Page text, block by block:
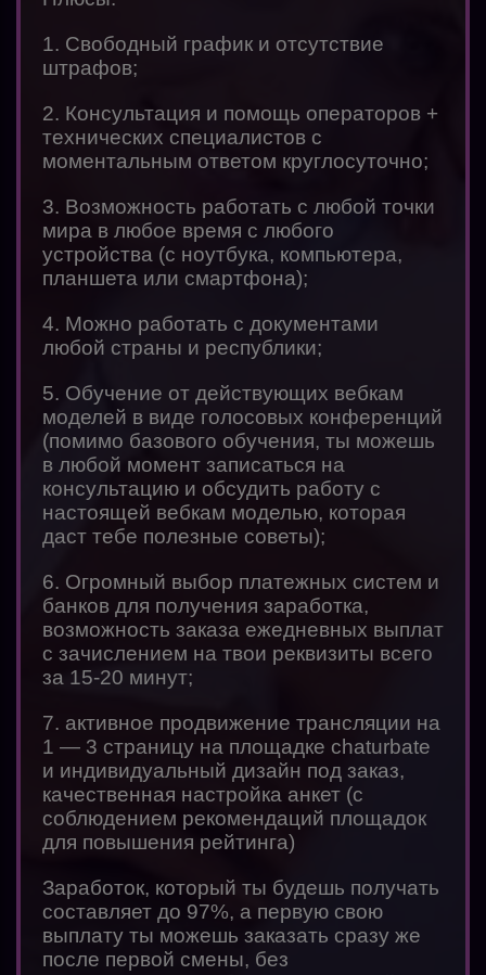
1. Свободный график и отсутствие
штрафов;
2. Консультация и помощь операторов +
технических специалистов с
моментальным ответом круглосуточно;
3. Возможность работать с любой точки
мира в любое время с любого
устройства (с ноутбука, компьютера,
планшета или смартфона);
4. Можно работать с документами
любой страны и республики;
5. Обучение от действующих вебкам
моделей в виде голосовых конференций
(помимо базового обучения, ты можешь
в любой момент записаться на
консультацию и обсудить работу с
настоящей вебкам моделью, которая
даст тебе полезные советы);
6. Огромный выбор платежных систем и
банков для получения заработка,
возможность заказа ежедневных выплат
с зачислением на твои реквизиты всего
за 15-20 минут;
7. активное продвижение трансляции на
1 — 3 страницу на площадке chaturbate
и индивидуальный дизайн под заказ,
качественная настройка анкет (с
соблюдением рекомендаций площадок
для повышения рейтинга)
Заработок, который ты будешь получать
составляет до 97%, а первую свою
выплату ты можешь заказать сразу же
после первой смены, без